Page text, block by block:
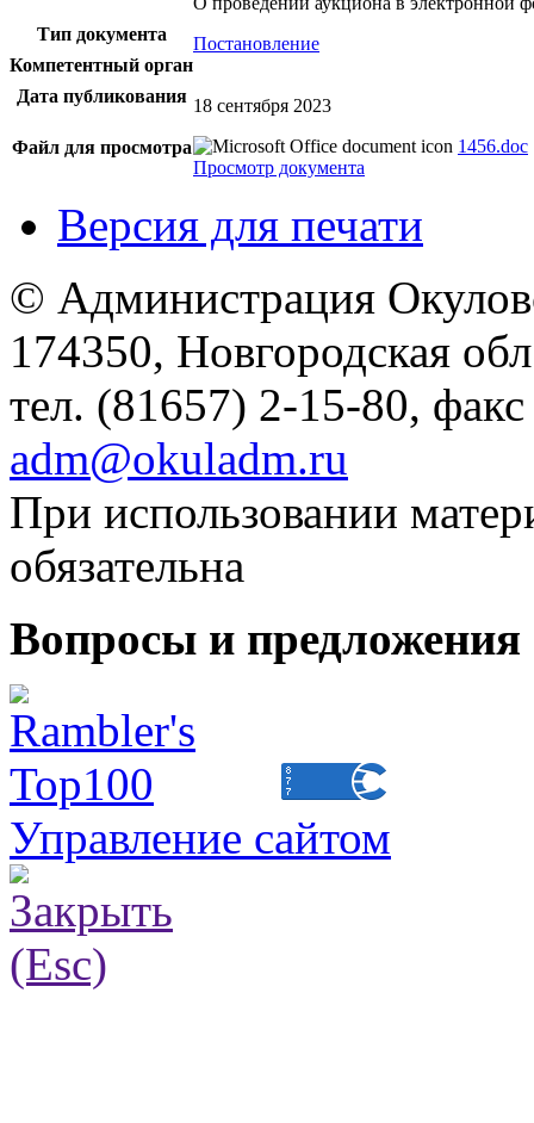
Тип документа
Постановление
Компетентный орган
Дата публикования 18 сентября 2023
Файл для просмотра
1456.doc
Просмотр документа
Версия для печати
© Администрация
174350, Новгородская
тел. (81657) 2-15-80,
adm@okuladm.ru
При использовании
обязательна
Вопросы и
Управление сайтом